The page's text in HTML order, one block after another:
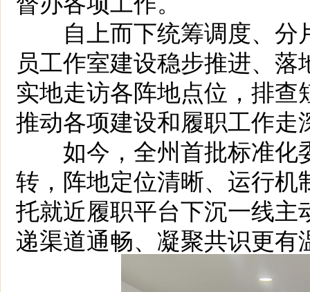
自上而下统筹调度、分
员工作室建设稳步推进、
实地走访各阵地点位，排
推动各项建设和履职工作走
如今，全州首批标准化
转，阵地定位清晰、运行
托就近履职平台下沉一线
递渠道通畅、凝聚共识更有